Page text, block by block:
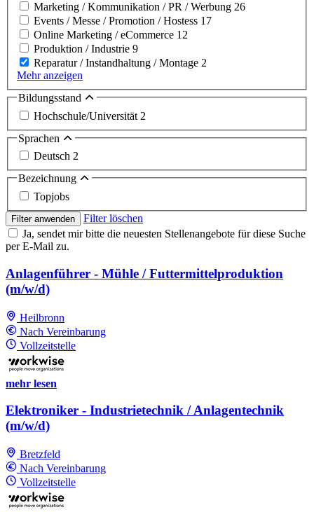
Marketing / Kommunikation / PR / Werbung 26
Events / Messe / Promotion / Hostess 17
Online Marketing / eCommerce 12
Produktion / Industrie 9
Reparatur / Instandhaltung / Montage 2
Mehr anzeigen
Bildungsstand
Hochschule/Universität 2
Sprachen
Deutsch 2
Bezeichnung
Topjobs
Filter anwenden
Filter löschen
Ja, sendet mir bitte die neuesten Stellenangebote für diese Suche
per E-Mail zu.
Anlagenführer - Mühle / Futtermittelproduktion
(m/w/d)
Heilbronn
Nach Vereinbarung
Vollzeitstelle
mehr lesen
Elektroniker - Industrietechnik / Anlagentechnik
(m/w/d)
Bretzfeld
Nach Vereinbarung
Vollzeitstelle